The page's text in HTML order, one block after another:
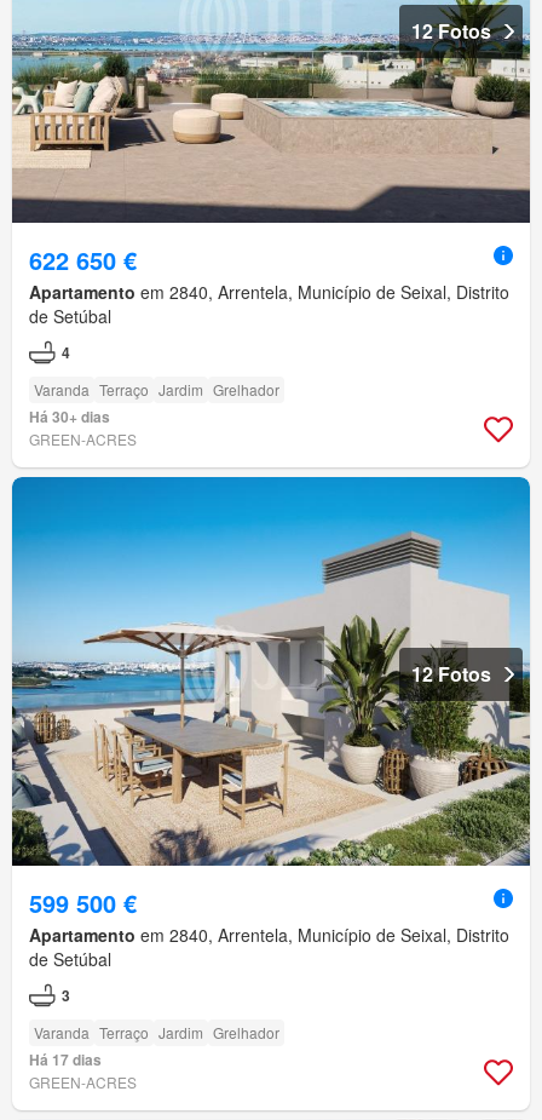
12 Fotos
622 650 €
Apartamento em 2840, Arrentela, Município de Seixal, Distrito
de Setúbal
4
Varanda Terraço Jardim Grelhador
Há 30+ dias
GREEN-ACRES
12 Fotos
599 500 €
Apartamento em 2840, Arrentela, Município de Seixal, Distrito
de Setúbal
3
Varanda Terraço Jardim Grelhador
Há 17 dias
GREEN-ACRES